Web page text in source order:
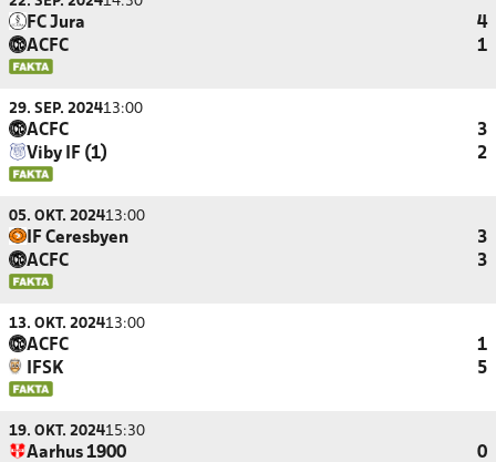
FC Jura
4
ACFC
1
29. SEP. 202413:00
ACFC
3
Viby IF (1)
2
05. OKT. 202413:00
IF Ceresbyen
3
ACFC
3
13. OKT. 202413:00
ACFC
1
IFSK
5
19. OKT. 202415:30
Aarhus 1900
0